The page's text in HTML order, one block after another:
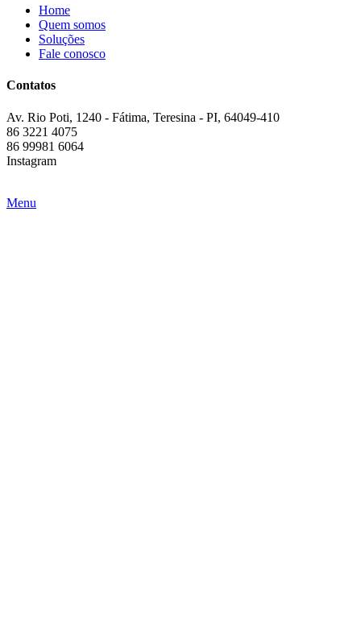
Home
Quem somos
Soluções
Fale conosco
Contatos
Av. Rio Poti, 1240 - Fátima, Teresina - PI, 64049-410
86 3221 4075
86 99981 6064
Instagram
Menu